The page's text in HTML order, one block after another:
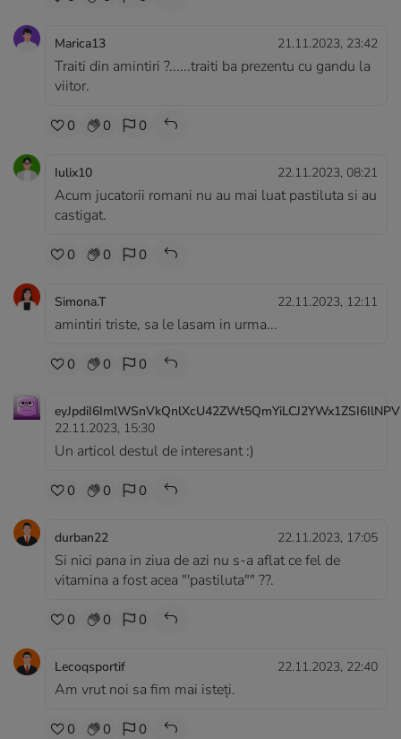
Marica13 21.11.2023, 23:42
Traiti din amintiri ?......traiti ba prezentu cu gandu la
viitor.
0 0 0
Iulix10 22.11.2023, 08:21
Acum jucatorii romani nu au mai luat pastiluta si au
castigat.
0 0 0
Simona.T 22.11.2023, 12:11
amintiri triste, sa le lasam in urma...
0 0 0
22.11.2023, 15:30
Un articol destul de interesant :)
0 0 0
durban22 22.11.2023, 17:05
Si nici pana in ziua de azi nu s-a aflat ce fel de
vitamina a fost acea "'pastiluta"" ??.
0 0 0
Lecoqsportif 22.11.2023, 22:40
Am vrut noi sa fim mai isteți.
0 0 0